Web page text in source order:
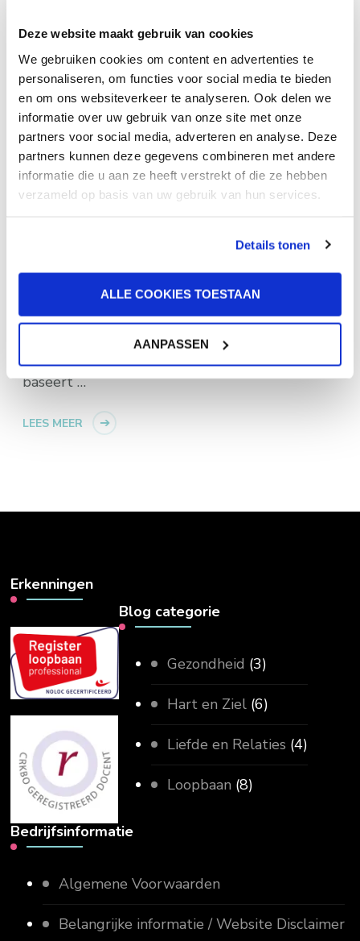
Deze website maakt gebruik van cookies
We gebruiken cookies om content en advertenties te
personaliseren, om functies voor social media te bieden
en om ons websiteverkeer te analyseren. Ook delen we
informatie over uw gebruik van onze site met onze
partners voor social media, adverteren en analyse. Deze
partners kunnen deze gegevens combineren met andere
informatie die u aan ze heeft verstrekt of die ze hebben
verzameld op basis van uw gebruik van hun services.
Details tonen
ALLE COOKIES TOESTAAN
AANPASSEN
waarom eigenlijk?
Heeft het je ooit iets
positiefs opgeleverd?
Hoe vaak is het
gebeurd dat je over
iets of iemand
oordeelde en er
denkt iets te weten
baseert …
LEES MEER
Erkenningen
Blog categorie
Gezondheid (3)
Hart en Ziel (6)
Liefde en Relaties (4)
Loopbaan (8)
Bedrijfsinformatie
Algemene Voorwaarden
Belangrijke informatie / Website Disclaimer